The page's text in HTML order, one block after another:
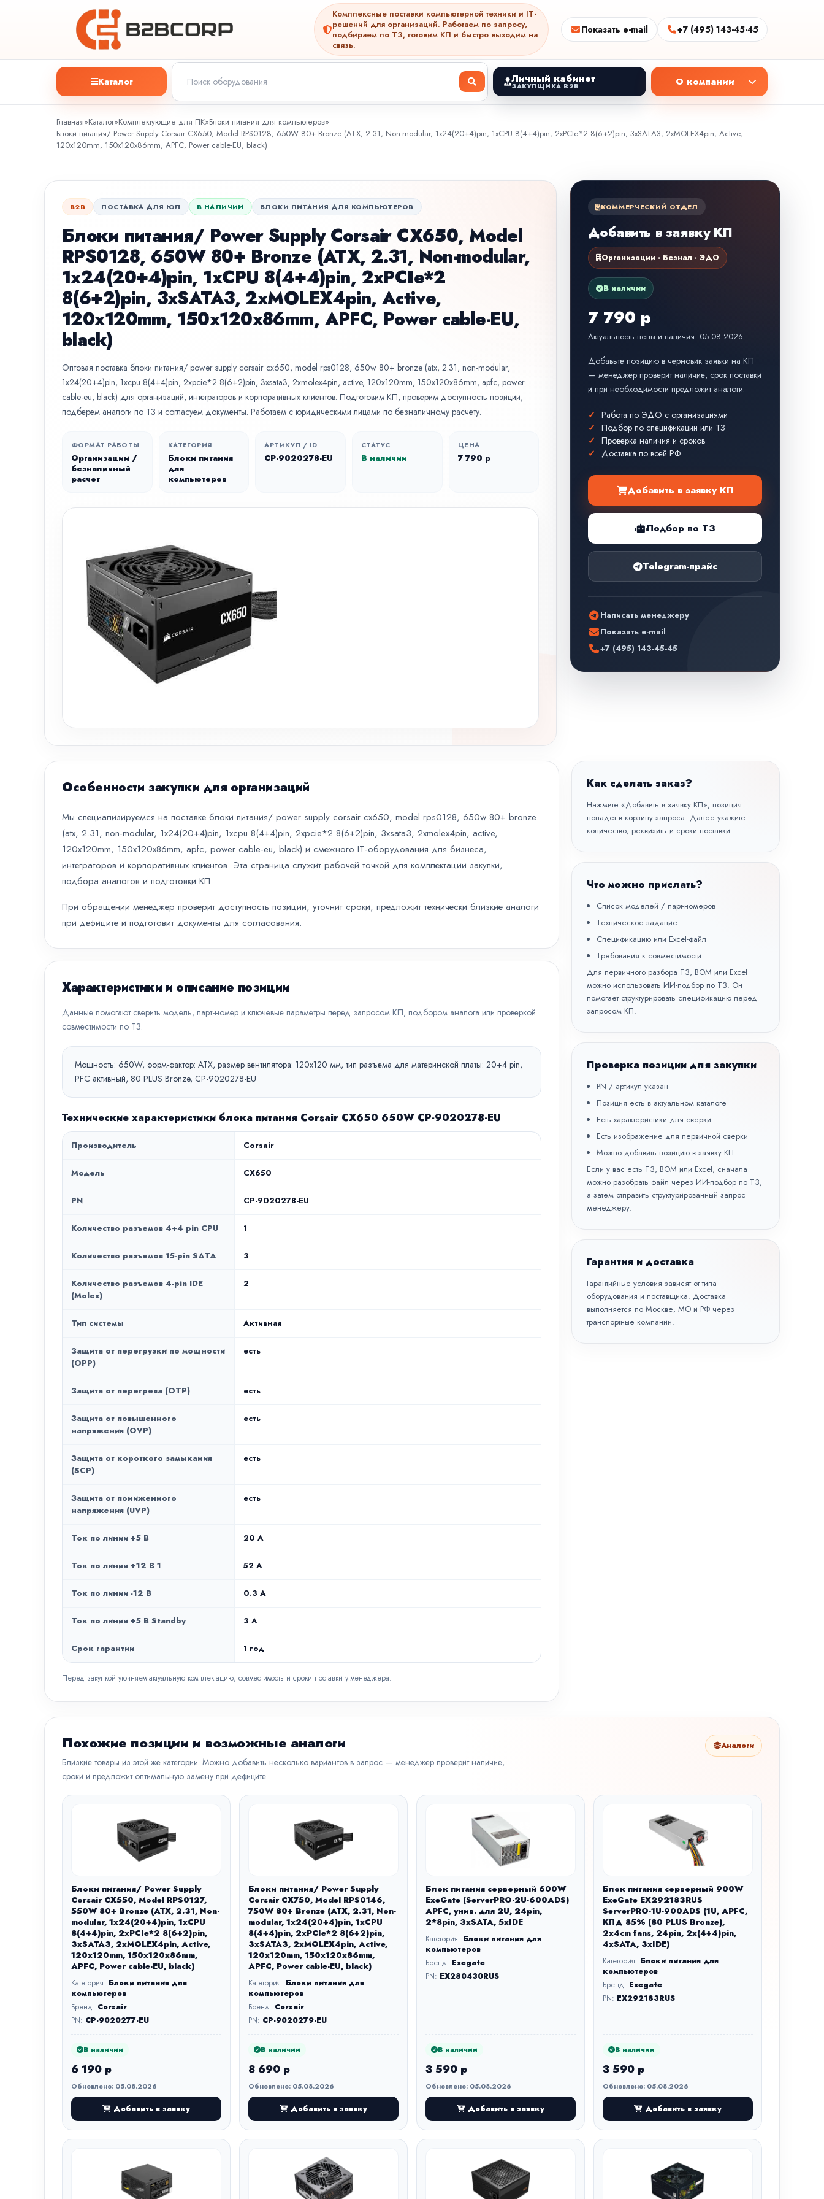
Комплексные поставки компьютерной техники и IT-
решений для организаций. Работаем по запросу,
подбираем по ТЗ, готовим КП и быстро выходим на
связь.
Показать e-mail +7 (495) 143-45-45
Каталог Личный кабинет
ЗАКУПЩИКА B2B О компании
Главная»Каталог»Комплектующие для ПК»Блоки питания для компьютеров»
Блоки питания/ Power Supply Corsair CX650, Model RPS0128, 650W 80+ Bronze (ATX, 2.31, Non-modular, 1x24(20+4)pin, 1xCPU 8(4+4)pin, 2xPCIe*2 8(6+2)pin, 3xSATA3, 2xMOLEX4pin, Active,
120x120mm, 150x120x86mm, APFC, Power cable-EU, black)
B2B ПОСТАВКА ДЛЯ ЮЛ В НАЛИЧИИ БЛОКИ ПИТАНИЯ ДЛЯ КОМПЬЮТЕРОВ
Блоки питания/ Power Supply Corsair CX650, Model
RPS0128, 650W 80+ Bronze (ATX, 2.31, Non-modular,
1x24(20+4)pin, 1xCPU 8(4+4)pin, 2xPCIe*2
8(6+2)pin, 3xSATA3, 2xMOLEX4pin, Active,
120x120mm, 150x120x86mm, APFC, Power cable-EU,
black)
Оптовая поставка блоки питания/ power supply corsair cx650, model rps0128, 650w 80+ bronze (atx, 2.31, non-modular,
1x24(20+4)pin, 1xcpu 8(4+4)pin, 2xpcie*2 8(6+2)pin, 3xsata3, 2xmolex4pin, active, 120x120mm, 150x120x86mm, apfc, power
cable-eu, black) для организаций, интеграторов и корпоративных клиентов. Подготовим КП, проверим доступность позиции,
подберем аналоги по ТЗ и согласуем документы. Работаем с юридическими лицами по безналичному расчету.
ФОРМАТ РАБОТЫ
Организации /
безналичный
расчет
КАТЕГОРИЯ
Блоки питания
для
компьютеров
АРТИКУЛ / ID
CP-9020278-EU
СТАТУС
В наличии
ЦЕНА
7 790 р
КОММЕРЧЕСКИЙ ОТДЕЛ
Добавить в заявку КП
Организации · Безнал · ЭДО
В наличии
7 790 р
Актуальность цены и наличия: 05.08.2026
Добавьте позицию в черновик заявки на КП
— менеджер проверит наличие, срок поставки
и при необходимости предложит аналоги.
Работа по ЭДО с организациями
Подбор по спецификации или ТЗ
Проверка наличия и сроков
Доставка по всей РФ
Добавить в заявку КП
Подбор по ТЗ
Telegram-прайс
Написать менеджеру
Показать e-mail
+7 (495) 143-45-45
Особенности закупки для организаций
Мы специализируемся на поставке блоки питания/ power supply corsair cx650, model rps0128, 650w 80+ bronze
(atx, 2.31, non-modular, 1x24(20+4)pin, 1xcpu 8(4+4)pin, 2xpcie*2 8(6+2)pin, 3xsata3, 2xmolex4pin, active,
120x120mm, 150x120x86mm, apfc, power cable-eu, black) и смежного IT-оборудования для бизнеса,
интеграторов и корпоративных клиентов. Эта страница служит рабочей точкой для комплектации закупки,
подбора аналогов и подготовки КП.
При обращении менеджер проверит доступность позиции, уточнит сроки, предложит технически близкие аналоги
при дефиците и подготовит документы для согласования.
Характеристики и описание позиции
Данные помогают сверить модель, парт-номер и ключевые параметры перед запросом КП, подбором аналога или проверкой
совместимости по ТЗ.
Мощность: 650W, форм-фактор: ATX, размер вентилятора: 120x120 мм, тип разъема для материнской платы: 20+4 pin,
PFC активный, 80 PLUS Bronze, CP-9020278-EU
Технические характеристики блока питания Corsair CX650 650W CP-9020278-EU
Производитель Corsair
Модель CX650
PN CP-9020278-EU
Количество разъемов 4+4 pin CPU 1
Количество разъемов 15-pin SATA 3
Количество разъемов 4-pin IDE
(Molex)
2
Тип системы Активная
Защита от перегрузки по мощности
(OPP)
есть
Защита от перегрева (OTP) есть
Защита от повышенного
напряжения (OVP)
есть
Защита от короткого замыкания
(SCP)
есть
Защита от пониженного
напряжения (UVP)
есть
Ток по линии +5 В 20 A
Ток по линии +12 В 1 52 A
Ток по линии -12 В 0.3 А
Ток по линии +5 В Standby 3 А
Срок гарантии 1 год
Перед закупкой уточняем актуальную комплектацию, совместимость и сроки поставки у менеджера.
Как сделать заказ?
Нажмите «Добавить в заявку КП», позиция
попадет в корзину запроса. Далее укажите
количество, реквизиты и сроки поставки.
Что можно прислать?
Список моделей / парт-номеров
Техническое задание
Спецификацию или Excel-файл
Требования к совместимости
Для первичного разбора ТЗ, BOM или Excel
можно использовать ИИ-подбор по ТЗ. Он
помогает структурировать спецификацию перед
запросом КП.
Проверка позиции для закупки
PN / артикул указан
Позиция есть в актуальном каталоге
Есть характеристики для сверки
Есть изображение для первичной сверки
Можно добавить позицию в заявку КП
Если у вас есть ТЗ, BOM или Excel, сначала
можно разобрать файл через ИИ-подбор по ТЗ,
а затем отправить структурированный запрос
менеджеру.
Гарантия и доставка
Гарантийные условия зависят от типа
оборудования и поставщика. Доставка
выполняется по Москве, МО и РФ через
транспортные компании.
Похожие позиции и возможные аналоги
Близкие товары из этой же категории. Можно добавить несколько вариантов в запрос — менеджер проверит наличие,
сроки и предложит оптимальную замену при дефиците.
Аналоги
Блоки питания/ Power Supply
Corsair CX550, Model RPS0127,
550W 80+ Bronze (ATX, 2.31, Non-
modular, 1x24(20+4)pin, 1xCPU
8(4+4)pin, 2xPCIe*2 8(6+2)pin,
3xSATA3, 2xMOLEX4pin, Active,
120x120mm, 150x120x86mm,
APFC, Power cable-EU, black)
Категория: Блоки питания для
компьютеров
Бренд: Corsair
PN: CP-9020277-EU
В наличии
6 190 р
Обновлено: 05.08.2026
Добавить в заявку
Блоки питания/ Power Supply
Corsair CX750, Model RPS0146,
750W 80+ Bronze (ATX, 2.31, Non-
modular, 1x24(20+4)pin, 1xCPU
8(4+4)pin, 2xPCIe*2 8(6+2)pin,
3xSATA3, 2xMOLEX4pin, Active,
120x120mm, 150x120x86mm,
APFC, Power cable-EU, black)
Категория: Блоки питания для
компьютеров
Бренд: Corsair
PN: CP-9020279-EU
В наличии
8 690 р
Обновлено: 05.08.2026
Добавить в заявку
Блок питания серверный 600W
ExeGate (ServerPRO-2U-600ADS)
APFC, унив. для 2U, 24pin,
2*8pin, 3xSATA, 5xIDE
Категория: Блоки питания для
компьютеров
Бренд: Exegate
PN: EX280430RUS
В наличии
3 590 р
Обновлено: 05.08.2026
Добавить в заявку
Блок питания серверный 900W
ExeGate EX292183RUS
ServerPRO-1U-900ADS (1U, APFC,
КПД 85% (80 PLUS Bronze),
2x4cm fans, 24pin, 2x(4+4)pin,
4xSATA, 3xIDE)
Категория: Блоки питания для
компьютеров
Бренд: Exegate
PN: EX292183RUS
В наличии
3 590 р
Обновлено: 05.08.2026
Добавить в заявку